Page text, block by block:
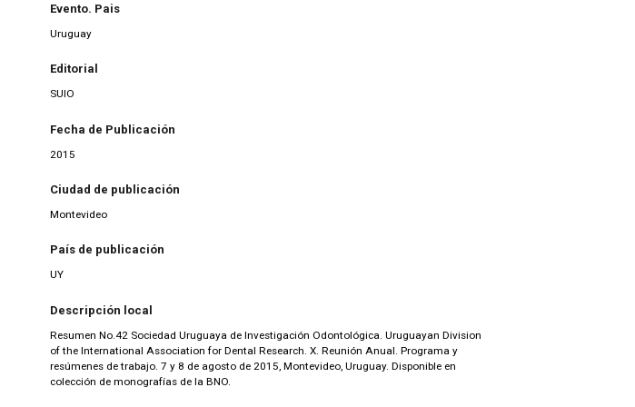
Evento. Pais
Uruguay
Editorial
SUIO
Fecha de Publicación
2015
Ciudad de publicación
Montevideo
País de publicación
UY
Descripción local
Resumen No.42 Sociedad Uruguaya de Investigación Odontológica. Uruguayan Division
of the International Association for Dental Research. X. Reunión Anual. Programa y
resúmenes de trabajo. 7 y 8 de agosto de 2015, Montevideo, Uruguay. Disponible en
colección de monografías de la BNO.